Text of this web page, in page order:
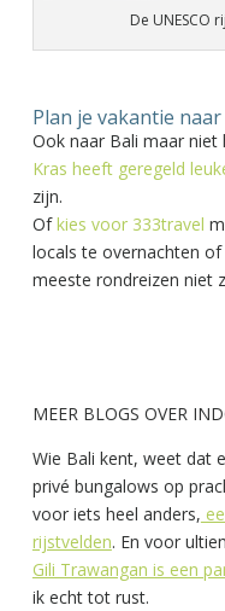
De UNESCO
Plan je vakantie naar
Ook naar Bali maar
Kras heeft geregeld
zijn.
Ofkies voor 333travel
locals te overnachten
meeste rondreizen niet
MEER BLOGS OVER
Wie Bali kent, weet dat
privé bungalows op
voor iets heel anders,
rijstvelden. En voor
Gili Trawangan is een
ik echt tot rust.